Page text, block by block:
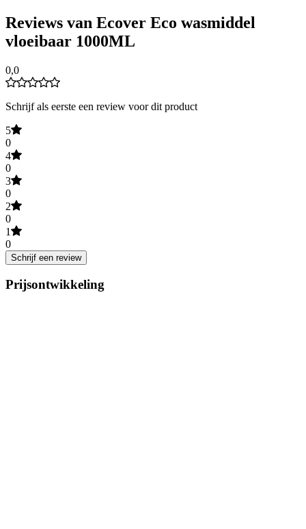
Reviews van Ecover Eco wasmiddel
vloeibaar 1000ML
0,0
Schrijf als eerste een review voor dit product
5
0
4
0
3
0
2
0
1
0
Schrijf een review
Prijsontwikkeling